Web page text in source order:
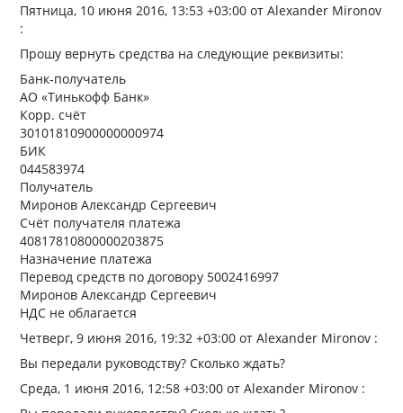
Пятница, 10 июня 2016, 13:53 +03:00 от Alexander Mironov
:
Прошу вернуть средства на следующие реквизиты:
Банк-получатель
АО «Тинькофф Банк»
Корр. счёт
30101810900000000974
БИК
044583974
Получатель
Миронов Александр Сергеевич
Счёт получателя платежа
40817810800000203875
Назначение платежа
Перевод средств по договору 5002416997
Миронов Александр Сергеевич
НДС не облагается
Четверг, 9 июня 2016, 19:32 +03:00 от Alexander Mironov :
Вы передали руководству? Сколько ждать?
Среда, 1 июня 2016, 12:58 +03:00 от Alexander Mironov :